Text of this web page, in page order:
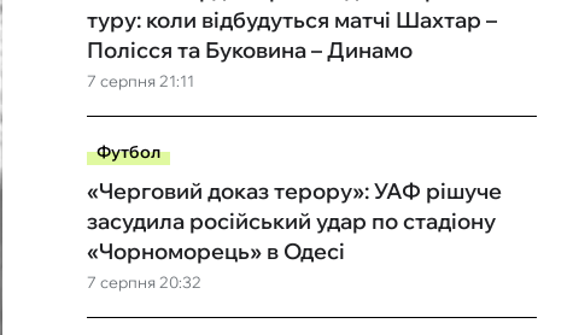
7 серпня 21:11
туру: коли відбудуться матчі Шахтар –
Полісся та Буковина – Динамо
Футбол
7 серпня 20:32
«Черговий доказ терору»: УАФ рішуче
засудила російський удар по стадіону
«Чорноморець» в Одесі